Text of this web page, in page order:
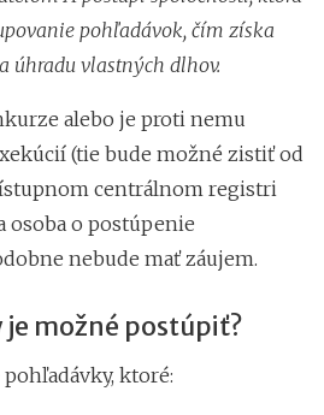
pohľadávok, čím získa
úhradu vlastných dlhov.
alebo je proti nemu
(tie bude možné zistiť od
centrálnom registri
osoba o postúpenie
nebude mať záujem.
možné postúpiť?
ktoré: